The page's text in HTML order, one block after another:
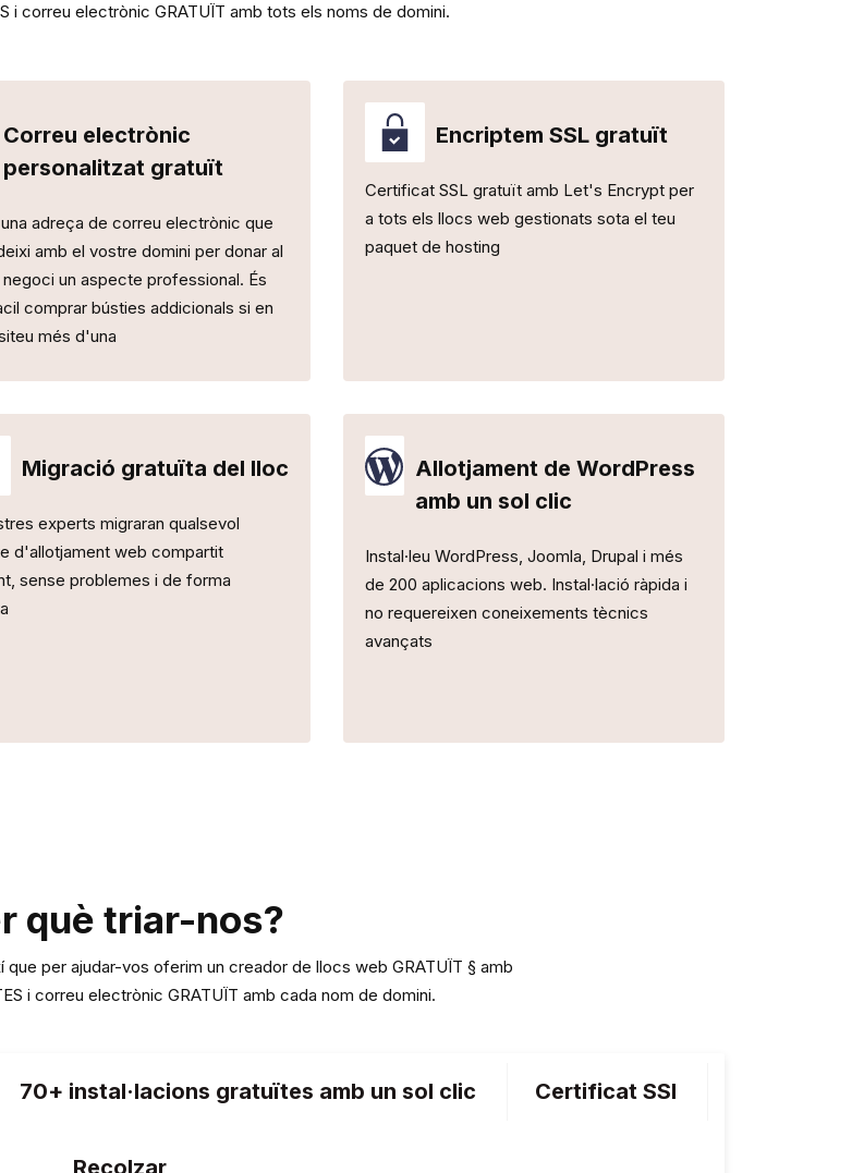
i correu electrònic GRATUÏT amb tots els noms de domini.
Correu electrònic
personalitzat gratuït
adreça de correu electrònic que
amb el vostre domini per donar al
un aspecte professional. És
comprar bústies addicionals si en
més d'una
Encriptem SSL gratuït
Certificat SSL gratuït amb Let's Encrypt per
a tots els llocs web gestionats sota el teu
paquet de hosting
Migració gratuïta del lloc
experts migraran qualsevol
d'allotjament web compartit
sense problemes i de forma
Allotjament de WordPress
amb un sol clic
Instal·leu WordPress, Joomla, Drupal i més
de 200 aplicacions web. Instal·lació ràpida i
no requereixen coneixements tècnics
avançats
què triar-nos?
que per ajudar-vos oferim un creador de llocs web GRATUÏT § amb
i correu electrònic GRATUÏT amb cada nom de domini.
70+ instal·lacions gratuïtes amb un sol clic Certificat SSl
Recolzar